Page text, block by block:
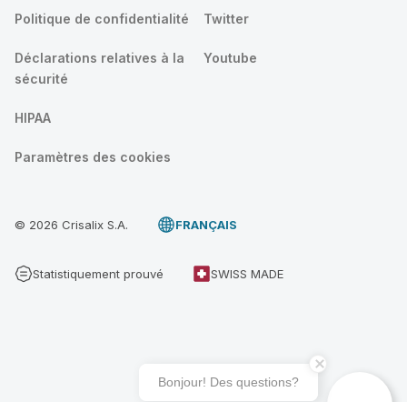
Politique de confidentialité
Déclarations relatives à la
sécurité
HIPAA
Paramètres des cookies
Twitter
Youtube
© 2026 Crisalix S.A. FRANÇAIS
Statistiquement prouvé SWISS MADE
Bonjour! Des questions?